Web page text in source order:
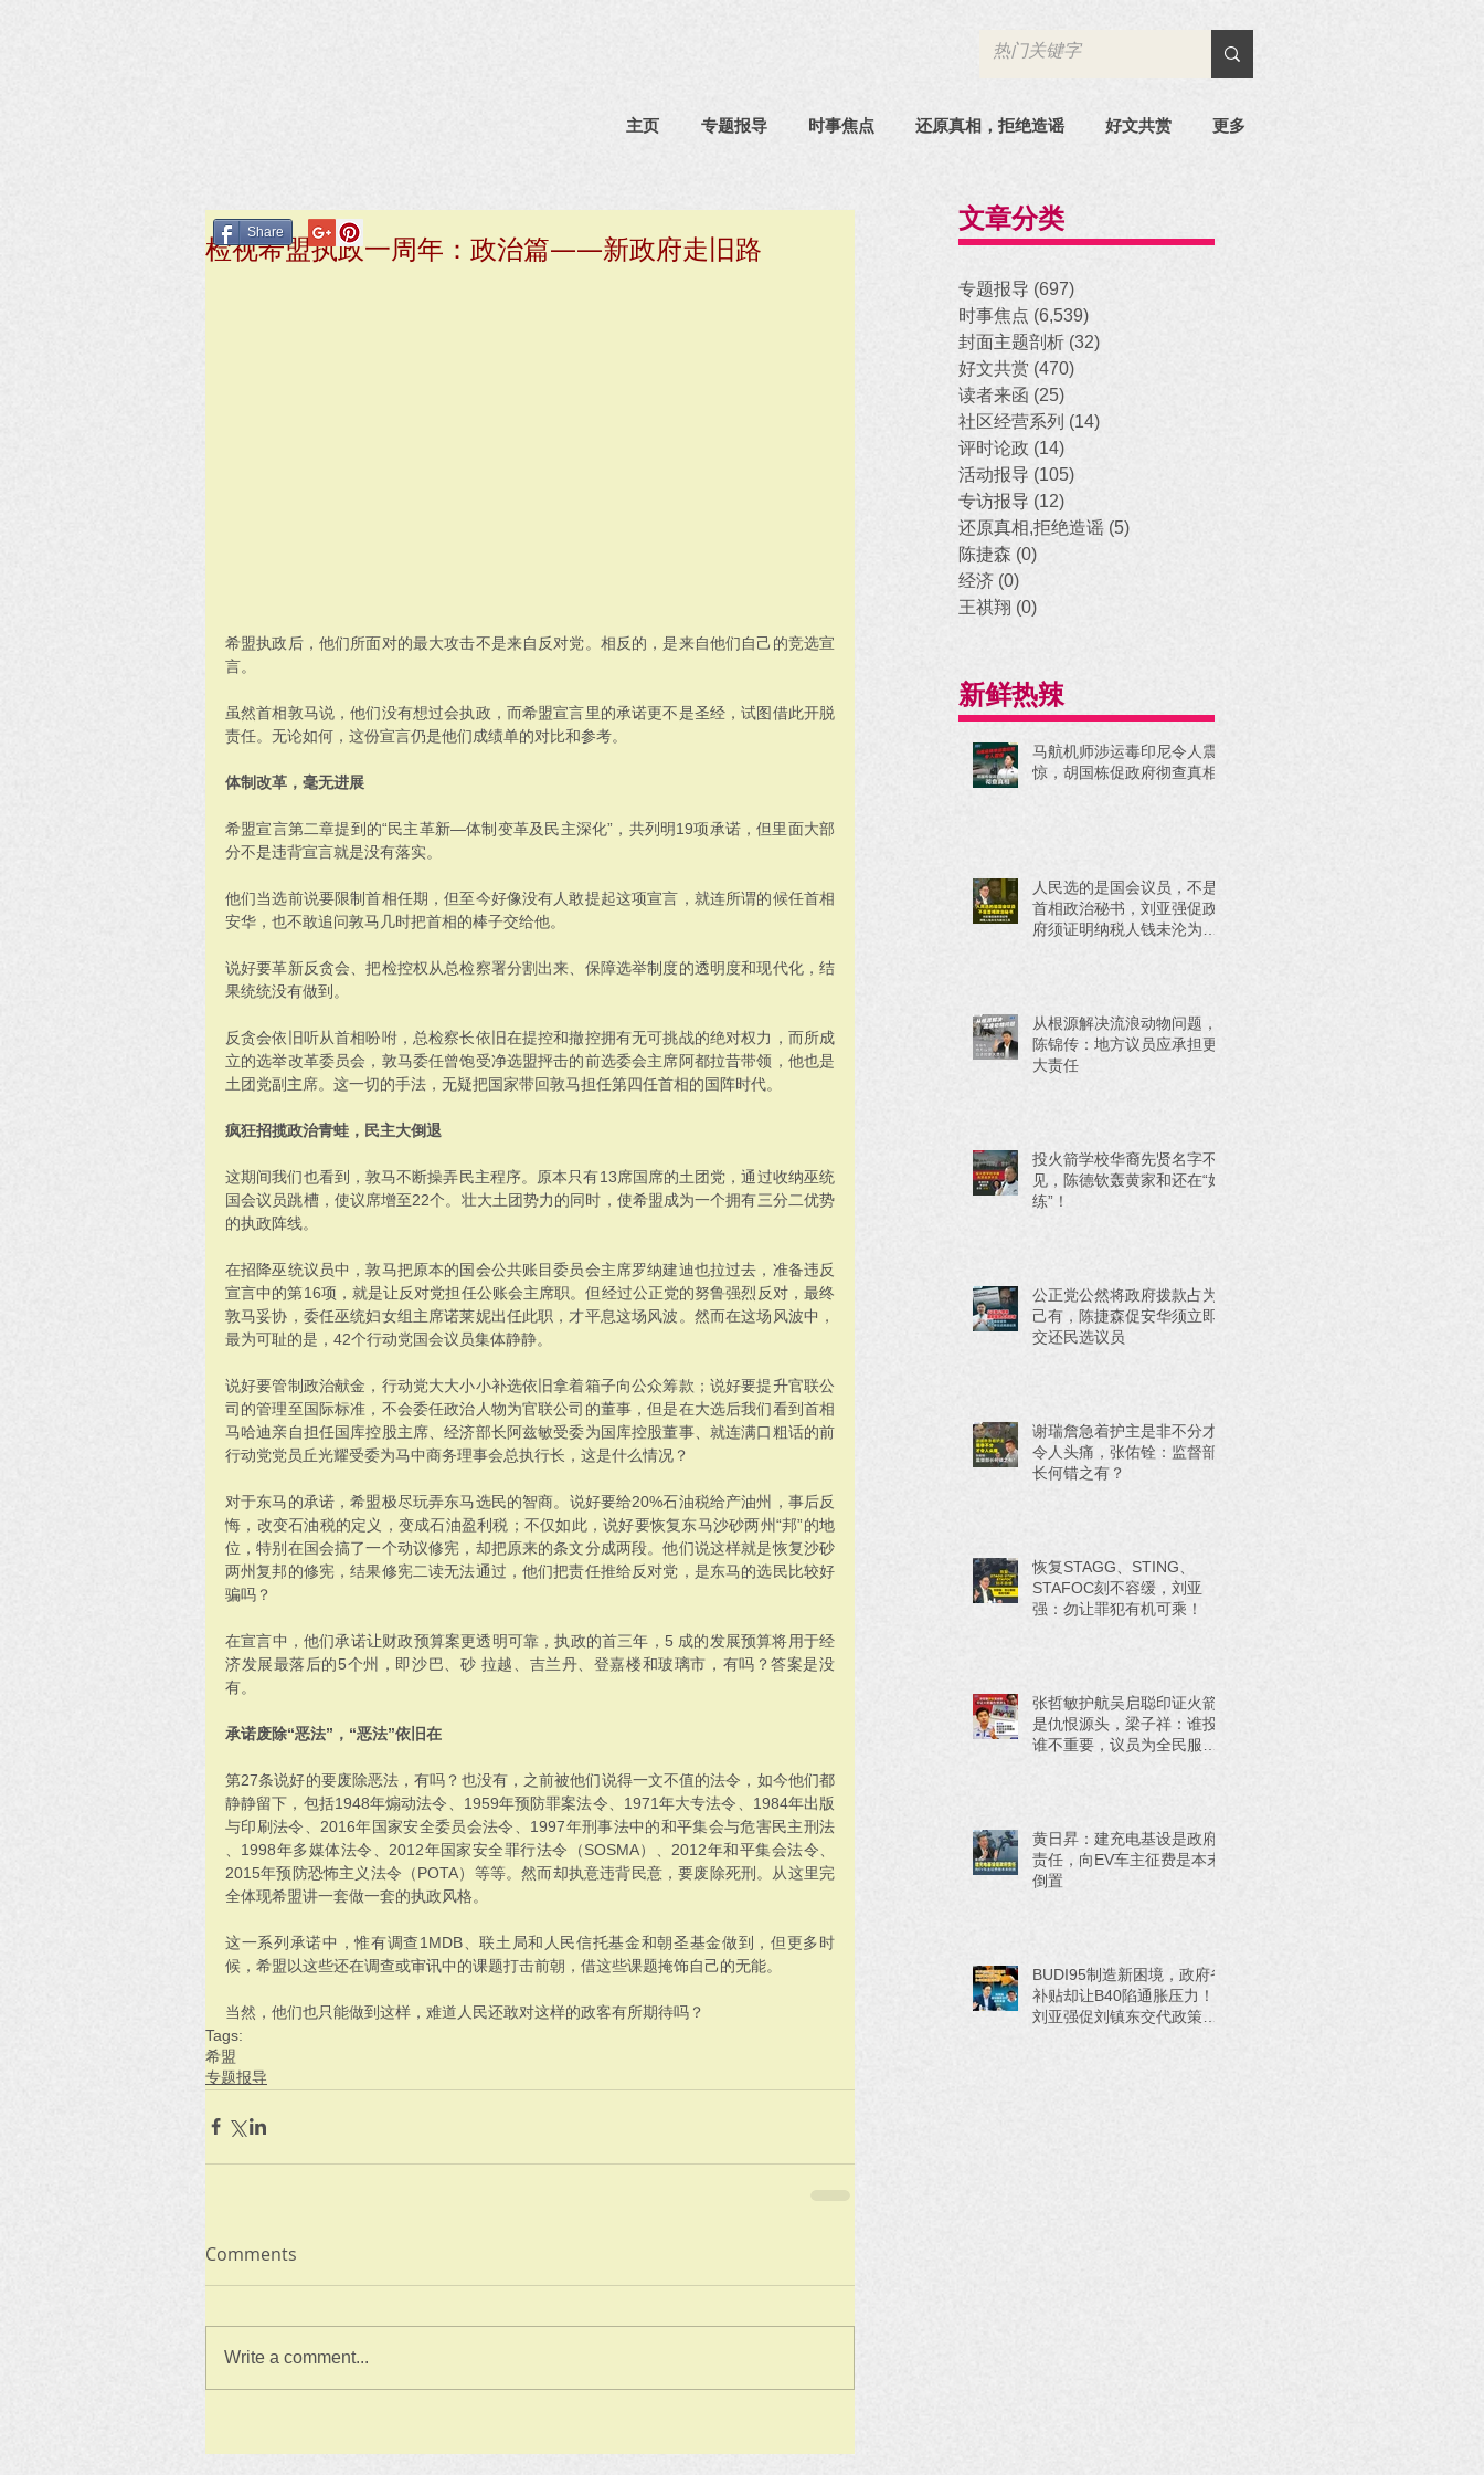
主页 专题报导 时事焦点 还原真相，拒绝造谣 好文共赏 更多
检视希盟执政一周年：政治篇——新政府走旧路
希盟执政后，他们所面对的最大攻击不是来自反对党。相反的，是来自他们自己的竞选宣
言。
虽然首相敦马说，他们没有想过会执政，而希盟宣言里的承诺更不是圣经，试图借此开脱
责任。无论如何，这份宣言仍是他们成绩单的对比和参考。
体制改革，毫无进展
希盟宣言第二章提到的“民主革新—体制变革及民主深化”，共列明19项承诺，但里面大部
分不是违背宣言就是没有落实。
他们当选前说要限制首相任期，但至今好像没有人敢提起这项宣言，就连所谓的候任首相
安华，也不敢追问敦马几时把首相的棒子交给他。
说好要革新反贪会、把检控权从总检察署分割出来、保障选举制度的透明度和现代化，结
果统统没有做到。
反贪会依旧听从首相吩咐，总检察长依旧在提控和撤控拥有无可挑战的绝对权力，而所成
立的选举改革委员会，敦马委任曾饱受净选盟抨击的前选委会主席阿都拉昔带领，他也是
土团党副主席。这一切的手法，无疑把国家带回敦马担任第四任首相的国阵时代。
疯狂招揽政治青蛙，民主大倒退
这期间我们也看到，敦马不断操弄民主程序。原本只有13席国席的土团党，通过收纳巫统
国会议员跳槽，使议席增至22个。壮大土团势力的同时，使希盟成为一个拥有三分二优势
的执政阵线。
在招降巫统议员中，敦马把原本的国会公共账目委员会主席罗纳建迪也拉过去，准备违反
宣言中的第16项，就是让反对党担任公账会主席职。但经过公正党的努鲁强烈反对，最终
敦马妥协，委任巫统妇女组主席诺莱妮出任此职，才平息这场风波。然而在这场风波中，
最为可耻的是，42个行动党国会议员集体静静。
说好要管制政治献金，行动党大大小小补选依旧拿着箱子向公众筹款；说好要提升官联公
司的管理至国际标准，不会委任政治人物为官联公司的董事，但是在大选后我们看到首相
马哈迪亲自担任国库控股主席、经济部长阿兹敏受委为国库控股董事、就连满口粗话的前
行动党党员丘光耀受委为马中商务理事会总执行长，这是什么情况？
对于东马的承诺，希盟极尽玩弄东马选民的智商。说好要给20%石油税给产油州，事后反
悔，改变石油税的定义，变成石油盈利税；不仅如此，说好要恢复东马沙砂两州“邦”的地
位，特别在国会搞了一个动议修宪，却把原来的条文分成两段。他们说这样就是恢复沙砂
两州复邦的修宪，结果修宪二读无法通过，他们把责任推给反对党，是东马的选民比较好
骗吗？
在宣言中，他们承诺让财政预算案更透明可靠，执政的首三年，5 成的发展预算将用于经
济发展最落后的5个州，即沙巴、砂 拉越、吉兰丹、登嘉楼和玻璃市，有吗？答案是没
有。
承诺废除“恶法”，“恶法”依旧在
第27条说好的要废除恶法，有吗？也没有，之前被他们说得一文不值的法令，如今他们都
静静留下，包括1948年煽动法令、1959年预防罪案法令、1971年大专法令、1984年出版
与印刷法令、2016年国家安全委员会法令、1997年刑事法中的和平集会与危害民主刑法
、1998年多媒体法令、2012年国家安全罪行法令（SOSMA）、2012年和平集会法令、
2015年预防恐怖主义法令（POTA）等等。然而却执意违背民意，要废除死刑。从这里完
全体现希盟讲一套做一套的执政风格。
这一系列承诺中，惟有调查1MDB、联土局和人民信托基金和朝圣基金做到，但更多时
候，希盟以这些还在调查或审讯中的课题打击前朝，借这些课题掩饰自己的无能。
当然，他们也只能做到这样，难道人民还敢对这样的政客有所期待吗？
Tags:
希盟
专题报导
Comments
Write a comment...
Share 文章分类
专题报导 (697)
时事焦点 (6,539)
封面主题剖析 (32)
好文共赏 (470)
读者来函 (25)
社区经营系列 (14)
评时论政 (14)
活动报导 (105)
专访报导 (12)
还原真相,拒绝造谣 (5)
陈捷森 (0)
经济 (0)
王祺翔 (0)
新鲜热辣
马航机师涉运毒印尼令人震
惊，胡国栋促政府彻查真相
人民选的是国会议员，不是
首相政治秘书，刘亚强促政
府须证明纳税人钱未沦为政
从根源解决流浪动物问题，
陈锦传：地方议员应承担更
大责任
投火箭学校华裔先贤名字不
见，陈德钦轰黄家和还在“好
练”！
公正党公然将政府拨款占为
己有，陈捷森促安华须立即
交还民选议员
谢瑞詹急着护主是非不分才
令人头痛，张佑铨：监督部
长何错之有？
恢复STAGG、STING、
STAFOC刻不容缓，刘亚
强：勿让罪犯有机可乘！
张哲敏护航吴启聪印证火箭
是仇恨源头，梁子祥：谁投
谁不重要，议员为全民服务
黄日昇：建充电基设是政府
责任，向EV车主征费是本末
倒置
BUDI95制造新困境，政府省
补贴却让B40陷通胀压力！
刘亚强促刘镇东交代政策来